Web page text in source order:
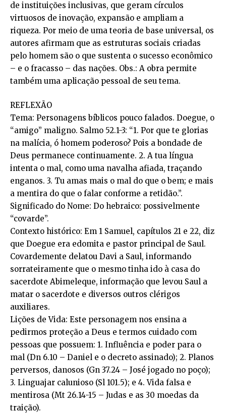
de instituições inclusivas, que geram círculos
virtuosos de inovação, expansão e ampliam a
riqueza. Por meio de uma teoria de base universal, os
autores afirmam que as estruturas sociais criadas
pelo homem são o que sustenta o sucesso econômico
– e o fracasso – das nações. Obs.: A obra permite
também uma aplicação pessoal de seu tema.
REFLEXÃO
Tema: Personagens bíblicos pouco falados. Doegue, o
“amigo” maligno. Salmo 52.1-3: “1. Por que te glorias
na malícia, ó homem poderoso? Pois a bondade de
Deus permanece continuamente. 2. A tua língua
intenta o mal, como uma navalha afiada, traçando
enganos. 3. Tu amas mais o mal do que o bem; e mais
a mentira do que o falar conforme a retidão.”.
Significado do Nome: Do hebraico: possivelmente
“covarde”.
Contexto histórico: Em 1 Samuel, capítulos 21 e 22, diz
que Doegue era edomita e pastor principal de Saul.
Covardemente delatou Davi a Saul, informando
sorrateiramente que o mesmo tinha ido à casa do
sacerdote Abimeleque, informação que levou Saul a
matar o sacerdote e diversos outros clérigos
auxiliares.
Lições de Vida: Este personagem nos ensina a
pedirmos proteção a Deus e termos cuidado com
pessoas que possuem: 1. Influência e poder para o
mal (Dn 6.10 – Daniel e o decreto assinado); 2. Planos
perversos, danosos (Gn 37.24 – José jogado no poço);
3. Linguajar calunioso (Sl 101.5); e 4. Vida falsa e
mentirosa (Mt 26.14-15 – Judas e as 30 moedas da
traição).